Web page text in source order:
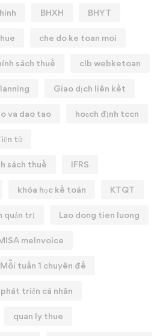
BHXH BHYT
che do ke toan moi
sách thuế clb webketoan
Giao dịch liên kết
va dao tao hoạch định tccn
tử
sách thuế IFRS
khóa học kế toán KTQT
quản trị Lao dong tien luong
meInvoice
Mỗi tuần 1 chuyên đề
phát triển cá nhân
quan ly thue